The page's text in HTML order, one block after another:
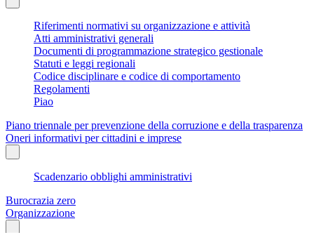
Riferimenti normativi su organizzazione e attività
Atti amministrativi generali
Documenti di programmazione strategico gestionale
Statuti e leggi regionali
Codice disciplinare e codice di comportamento
Regolamenti
Piao
Piano triennale per prevenzione della corruzione e della trasparenza
Oneri informativi per cittadini e imprese
Scadenzario obblighi amministrativi
Burocrazia zero
Organizzazione